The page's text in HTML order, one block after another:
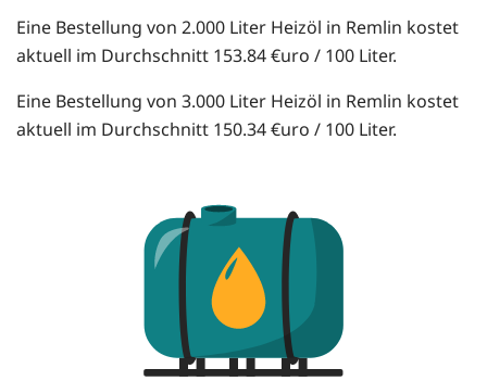
Eine Bestellung von 2.000 Liter Heizöl in Remlin kostet
aktuell im Durchschnitt 153.84 €uro / 100 Liter.
Eine Bestellung von 3.000 Liter Heizöl in Remlin kostet
aktuell im Durchschnitt 150.34 €uro / 100 Liter.